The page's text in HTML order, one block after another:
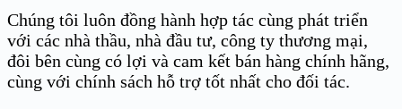
Chúng tôi luôn đồng hành hợp tác cùng phát triển
với các nhà thầu, nhà đầu tư, công ty thương mại,
đôi bên cùng có lợi và cam kết bán hàng chính hãng,
cùng với chính sách hỗ trợ tốt nhất cho đối tác.